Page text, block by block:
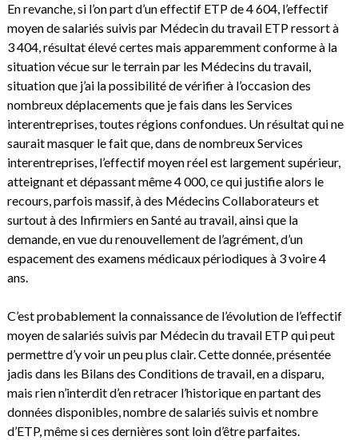
En revanche, si l’on part d’un effectif ETP de 4 604, l’effectif
moyen de salariés suivis par Médecin du travail ETP ressort à
3 404, résultat élevé certes mais apparemment conforme à la
situation vécue sur le terrain par les Médecins du travail,
situation que j’ai la possibilité de vérifier à l’occasion des
nombreux déplacements que je fais dans les Services
interentreprises, toutes régions confondues. Un résultat qui ne
saurait masquer le fait que, dans de nombreux Services
interentreprises, l’effectif moyen réel est largement supérieur,
atteignant et dépassant même 4 000, ce qui justifie alors le
recours, parfois massif, à des Médecins Collaborateurs et
surtout à des Infirmiers en Santé au travail, ainsi que la
demande, en vue du renouvellement de l’agrément, d’un
espacement des examens médicaux périodiques à 3 voire 4
ans.
C’est probablement la connaissance de l’évolution de l’effectif
moyen de salariés suivis par Médecin du travail ETP qui peut
permettre d’y voir un peu plus clair. Cette donnée, présentée
jadis dans les Bilans des Conditions de travail, en a disparu,
mais rien n’interdit d’en retracer l’historique en partant des
données disponibles, nombre de salariés suivis et nombre
d’ETP, même si ces dernières sont loin d’être parfaites.